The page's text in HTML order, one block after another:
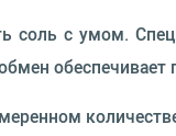
соль с умом.